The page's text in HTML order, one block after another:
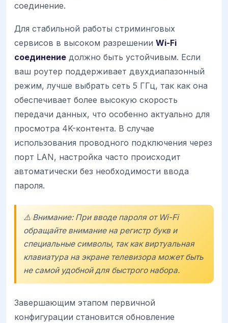
соединение.
Для стабильной работы стриминговых
сервисов в высоком разрешении Wi-Fi
соединение должно быть устойчивым. Если
ваш роутер поддерживает двухдиапазонный
режим, лучше выбрать сеть 5 ГГц, так как она
обеспечивает более высокую скорость
передачи данных, что особенно актуально для
просмотра 4K-контента. В случае
использования проводного подключения через
порт LAN, настройка часто происходит
автоматически без необходимости ввода
пароля.
⚠️ Внимание: При вводе пароля от Wi-Fi
обращайте внимание на регистр букв и
специальные символы, так как виртуальная
клавиатура на экране телевизора может быть
не самой удобной для быстрого набора.
Завершающим этапом первичной
конфигурации становится обновление